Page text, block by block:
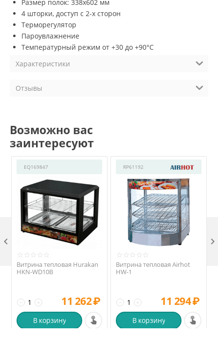
Размер полок: 338x602 мм
4 шторки, доступ с 2-х сторон
Терморегулятор
Пароувлажнение
Температурный режим от +30 до +90°C
Характеристики
Отзывы
Возможно вас
заинтересуют
EQ169847
Витрина тепловая Hurakan
HKN-WD10B
+
− 11 262₽
В корзину
RP61192
Витрина тепловая Airhot
HW-1
+
− 11 294₽
В корзину
 